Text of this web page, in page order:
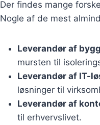
Der findes mange
Nogle af de mest
Leverandør af
mursten til
Leverandør af IT-
løsninger til
Leverandør af
til erhvervslivet.